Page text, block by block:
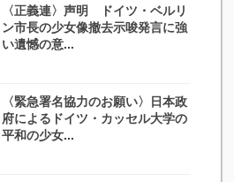
〈正義連〉声明 ドイツ・ベルリ
ン市長の少女像撤去示唆発言に強
い遺憾の意...
〈緊急署名協力のお願い〉日本政
府によるドイツ・カッセル大学の
平和の少女...